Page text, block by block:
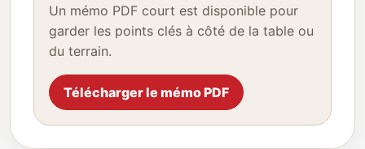
Un mémo PDF court est disponible pour
garder les points clés à côté de la table ou
du terrain.
Télécharger le mémo PDF